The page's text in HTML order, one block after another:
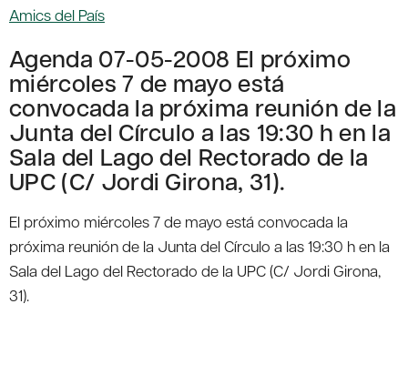
Amics del País
Agenda 07-05-2008 El próximo
miércoles 7 de mayo está
convocada la próxima reunión de la
Junta del Círculo a las 19:30 h en la
Sala del Lago del Rectorado de la
UPC (C/ Jordi Girona, 31).
El próximo miércoles 7 de mayo está convocada la
próxima reunión de la Junta del Círculo a las 19:30 h en la
Sala del Lago del Rectorado de la UPC (C/ Jordi Girona,
31).